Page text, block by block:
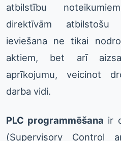
atbilstību
direktīvām atbilstošu
ieviešana ne tikai
aktiem, bet arī
aprīkojumu, veicinot
darba vidi.
PLC programmēšana ir
(Supervisory Control